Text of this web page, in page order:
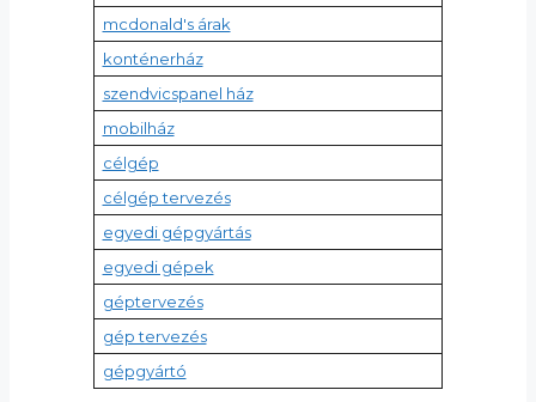
mcdonald's árak
konténerház
szendvicspanel ház
mobilház
célgép
célgép tervezés
egyedi gépgyártás
egyedi gépek
géptervezés
gép tervezés
gépgyártó